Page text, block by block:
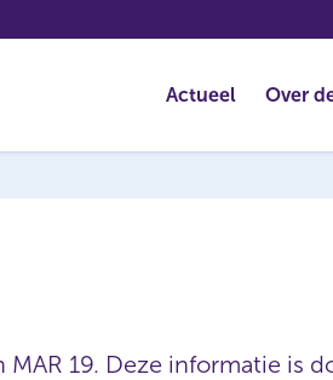
Actueel Over
19. Deze informatie is